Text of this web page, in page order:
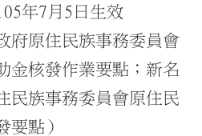
年7月5日生效
府原住民族事務委員會
金核發作業要點；新名
民族事務委員會原住民
要點）